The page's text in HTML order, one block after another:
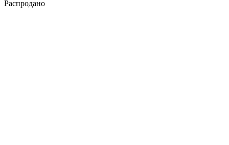
Распродано